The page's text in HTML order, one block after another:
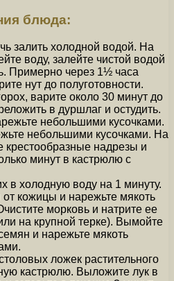
блюда:
залить холодной водой. На
воду, залейте чистой водой
Примерно через 1½ часа
нут до полуготовности.
варите около 30 минут до
в дуршлаг и остудить.
небольшими кусочками.
небольшими кусочками. На
крестообразные надрезы и
минут в кастрюлю с
в холодную воду на 1 минуту.
кожицы и нарежьте мякоть
морковь и натрите ее
на крупной терке). Вымойте
и нарежьте мякоть
ложек растительного
кастрюлю. Выложите лук в